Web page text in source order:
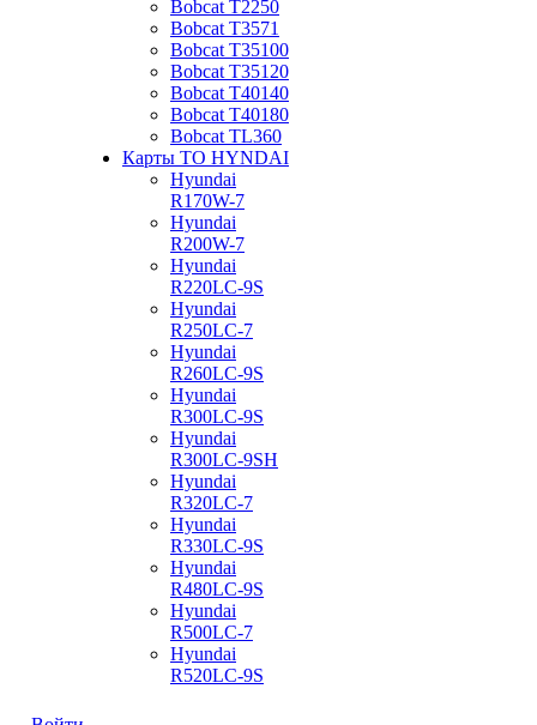
Bobcat Т2250
Bobcat Т3571
Bobcat Т35100
Bobcat Т35120
Bobcat Т40140
Bobcat Т40180
Bobcat ТL360
Карты ТО HYNDAI
Hyundai
R170W-7
Hyundai
R200W-7
Hyundai
R220LC-9S
Hyundai
R250LC-7
Hyundai
R260LC-9S
Hyundai
R300LC-9S
Hyundai
R300LC-9SH
Hyundai
R320LC-7
Hyundai
R330LC-9S
Hyundai
R480LC-9S
Hyundai
R500LC-7
Hyundai
R520LC-9S